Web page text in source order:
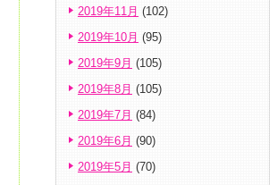
2019年11月 (102)
2019年10月 (95)
2019年9月 (105)
2019年8月 (105)
2019年7月 (84)
2019年6月 (90)
2019年5月 (70)